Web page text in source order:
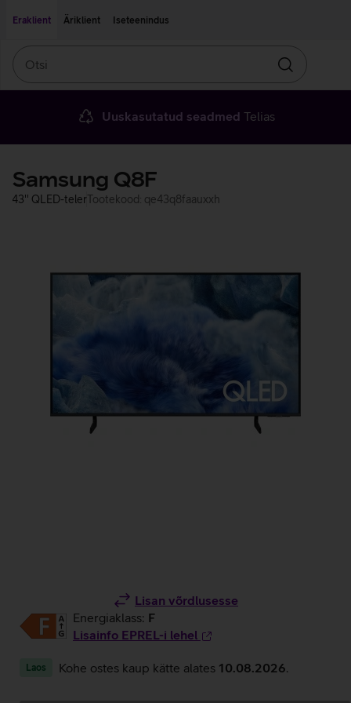
Eraklient
Äriklient Iseteenindus
Otsin
Uuskasutatud seadmed Telias
Samsung Q8F
43'' QLED-telerTootekood: qe43q8faauxxh
Lisan võrdlusesse
Energiaklass: F
Lisainfo EPREL-i lehel
Laos Kohe ostes kaup kätte alates 10.08.2026